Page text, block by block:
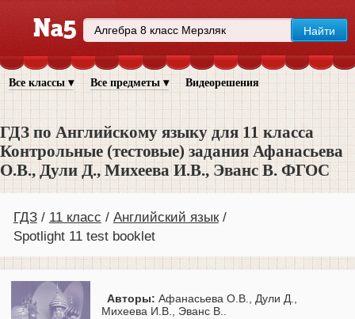
Все классы ▾ Все предметы ▾ Видеорешения
ГДЗ по Английскому языку для 11 класса
Контрольные (тестовые) задания Афанасьева
О.В., Дули Д., Михеева И.В., Эванс В. ФГОС
ГДЗ 11 класс
Английский язык
Spotlight 11 test booklet
Авторы: Афанасьева О.В., Дули Д.,
Михеева И.В., Эванс В..